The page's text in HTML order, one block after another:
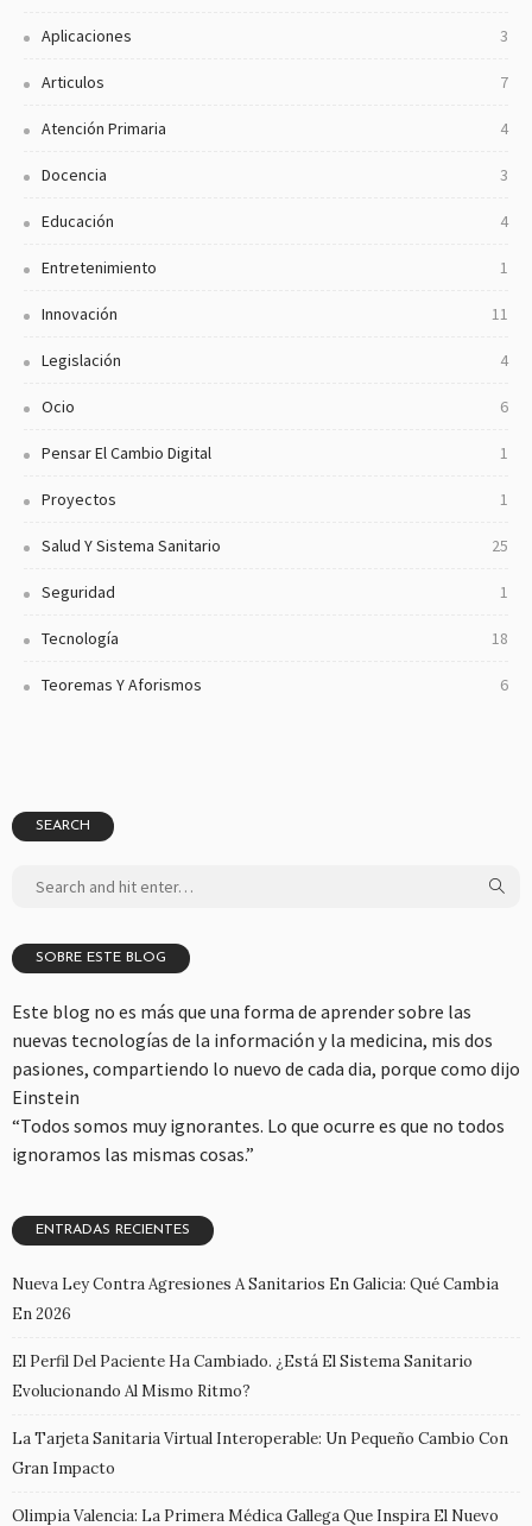
Aplicaciones 3
Articulos 7
Atención Primaria 4
Docencia 3
Educación 4
Entretenimiento 1
Innovación 11
Legislación 4
Ocio 6
Pensar El Cambio Digital 1
Proyectos 1
Salud Y Sistema Sanitario 25
Seguridad 1
Tecnología 18
Teoremas Y Aforismos 6
SEARCH
SOBRE ESTE BLOG
Este blog no es más que una forma de aprender sobre las
nuevas tecnologías de la información y la medicina, mis dos
pasiones, compartiendo lo nuevo de cada dia, porque como dijo
Einstein
“Todos somos muy ignorantes. Lo que ocurre es que no todos
ignoramos las mismas cosas.”
ENTRADAS RECIENTES
Nueva Ley Contra Agresiones A Sanitarios En Galicia: Qué Cambia
En 2026
El Perfil Del Paciente Ha Cambiado. ¿Está El Sistema Sanitario
Evolucionando Al Mismo Ritmo?
La Tarjeta Sanitaria Virtual Interoperable: Un Pequeño Cambio Con
Gran Impacto
Olimpia Valencia: La Primera Médica Gallega Que Inspira El Nuevo